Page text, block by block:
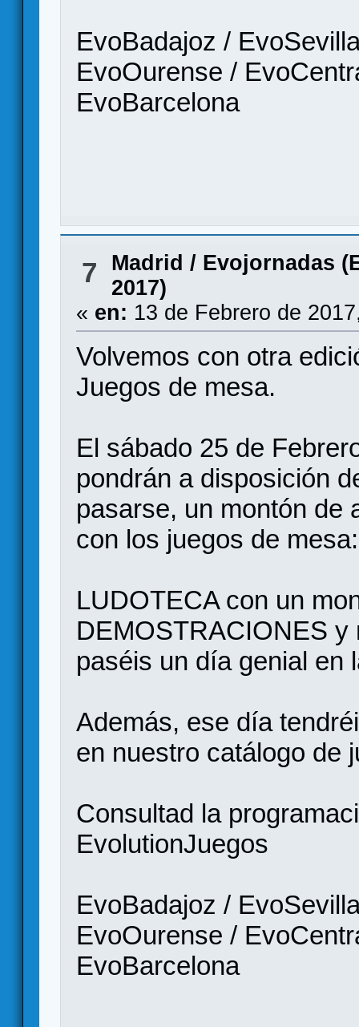
EvoBadajoz /
EvoOurense /
EvoBarcelona
7 Madrid / Evojornadas
2017)
« en: 13 de Febrero de
Volvemos con otra
Juegos de mesa.
El sábado 25 de
pondrán a disposición
pasarse, un montón de
con los juegos de mesa:
LUDOTECA con un
DEMOSTRACIONES
paséis un día genial en
Además, ese día
en nuestro catálogo de
Consultad la
EvolutionJuegos
EvoBadajoz /
EvoOurense /
EvoBarcelona